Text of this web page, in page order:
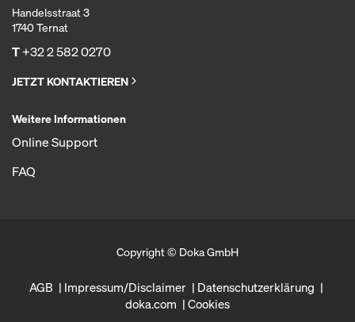
Handelsstraat 3
1740 Ternat
T+32 2 582 0270
JETZT KONTAKTIEREN
Weitere Informationen
Online Support
FAQ
Copyright © Doka GmbH
AGB Impressum/Disclaimer
Datenschutzerklärung
doka.com
Cookies